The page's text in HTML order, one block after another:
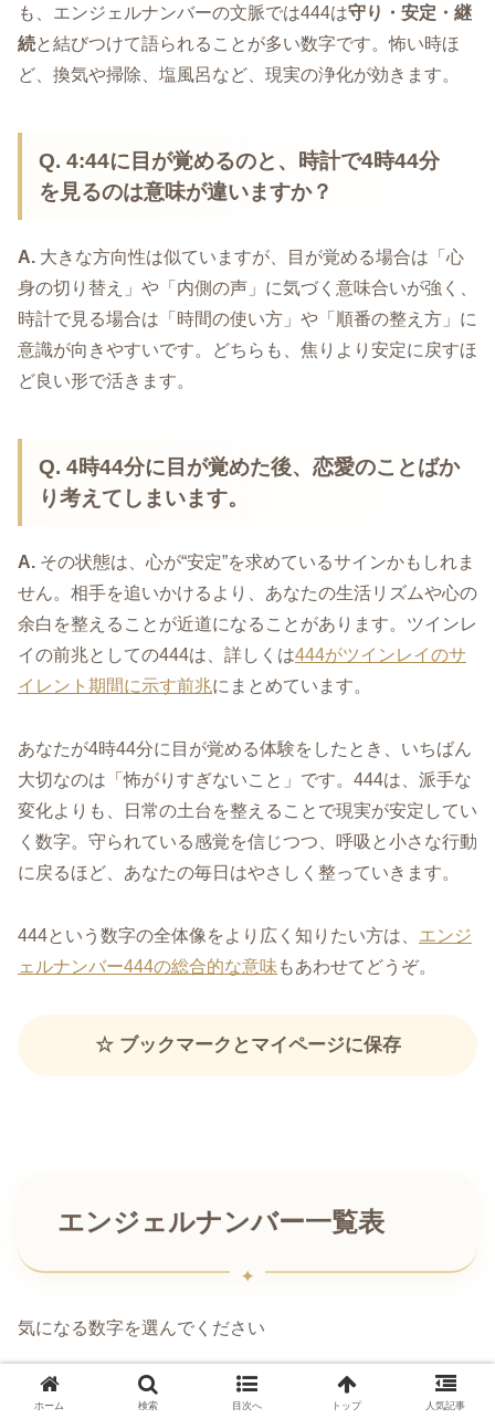
も、エンジェルナンバーの文脈では444は守り・安定・継
続と結びつけて語られることが多い数字です。怖い時ほ
ど、換気や掃除、塩風呂など、現実の浄化が効きます。
Q. 4:44に目が覚めるのと、時計で4時44分
を見るのは意味が違いますか？
A. 大きな方向性は似ていますが、目が覚める場合は「心
身の切り替え」や「内側の声」に気づく意味合いが強く、
時計で見る場合は「時間の使い方」や「順番の整え方」に
意識が向きやすいです。どちらも、焦りより安定に戻すほ
ど良い形で活きます。
Q. 4時44分に目が覚めた後、恋愛のことばか
り考えてしまいます。
A. その状態は、心が“安定”を求めているサインかもしれま
せん。相手を追いかけるより、あなたの生活リズムや心の
余白を整えることが近道になることがあります。ツインレ
イの前兆としての444は、詳しくは444がツインレイのサ
イレント期間に示す前兆にまとめています。
あなたが4時44分に目が覚める体験をしたとき、いちばん
大切なのは「怖がりすぎないこと」です。444は、派手な
変化よりも、日常の土台を整えることで現実が安定してい
く数字。守られている感覚を信じつつ、呼吸と小さな行動
に戻るほど、あなたの毎日はやさしく整っていきます。
444という数字の全体像をより広く知りたい方は、 エンジ
ェルナンバー444の総合的な意味 もあわせてどうぞ。
☆ ブックマークとマイページに保存
エンジェルナンバー一覧表
気になる数字を選んでください
ホーム 検索 目次へ トップ 人気記事